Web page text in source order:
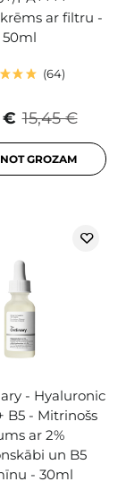
ar filtru -
50ml
64
15,45 €
€
GROZAM
- Hyaluronic
B5 - Mitrinošs
ar 2%
un B5
- 30ml